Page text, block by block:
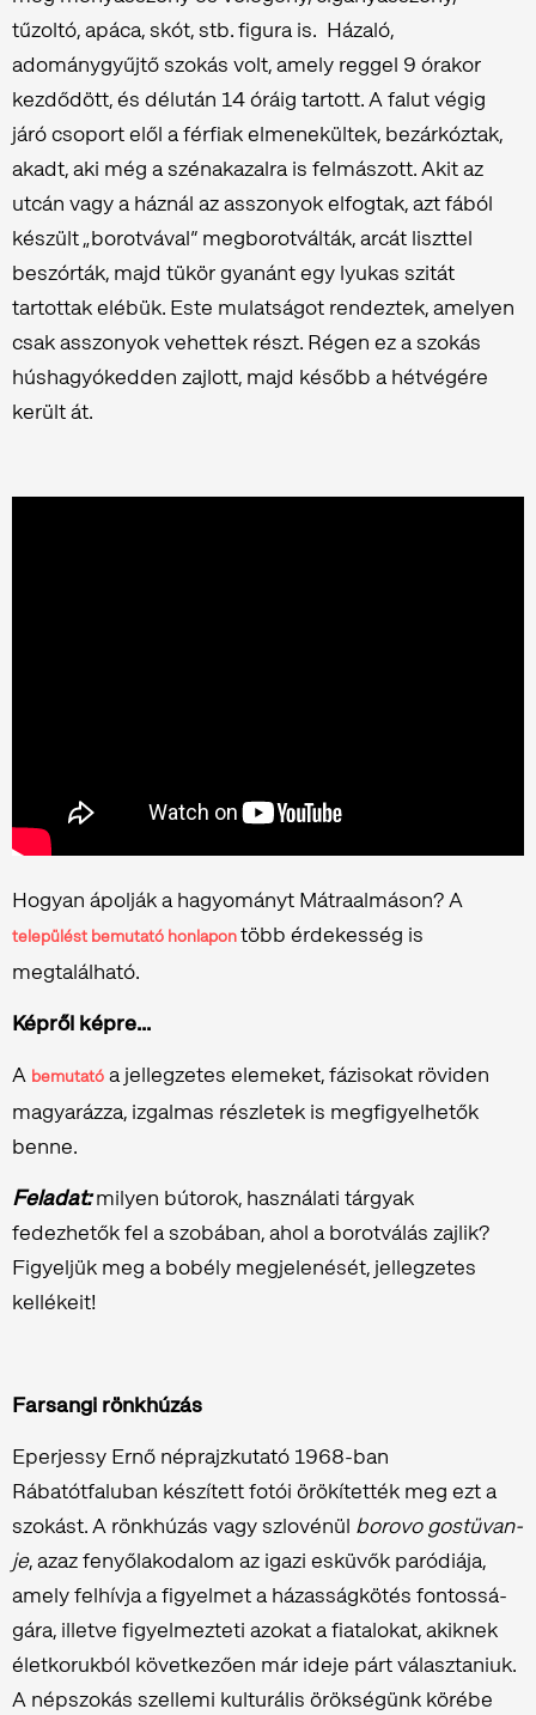
tűzoltó, apáca, skót, stb. figura is. Házaló,
adománygyűjtő szokás volt, amely reggel 9 órakor
kezdődött, és délután 14 óráig tartott. A falut végig
járó csoport elől a férfiak elmenekültek, bezárkóztak,
akadt, aki még a szénakazalra is felmászott. Akit az
utcán vagy a háznál az asszonyok elfogtak, azt fából
készült „borotvával” megborotválták, arcát liszttel
beszórták, majd tükör gyanánt egy lyukas szitát
tartottak elébük. Este mulatságot rendeztek, amelyen
csak asszonyok vehettek részt. Régen ez a szokás
húshagyókedden zajlott, majd később a hétvégére
került át.
Hogyan ápolják a hagyományt Mátraalmáson? A
települést bemutató honlapontöbb érdekesség is
megtalálható.
Képről képre...
A bemutató a jellegzetes elemeket, fázisokat röviden
magyarázza, izgalmas részletek is megfigyelhetők
benne.
Feladat:milyen bútorok, használati tárgyak
fedezhetők fel a szobában, ahol a borotválás zajlik?
Figyeljük meg a bobély megjelenését, jellegzetes
kellékeit!
Farsangi rönkhúzás
Eperjessy Ernő néprajzkutató 1968-ban
Rábatótfaluban készített fotói örökítették meg ezt a
szokást. A rönk­hú­zás vagy szlo­vé­nül bo­ro­vo gost­üvan­
je, azaz fenyőlakodalom az igazi es­kü­vők pa­ró­di­á­ja,
amely fel­hív­ja a fi­gyel­met a há­zas­ság­kö­tés fon­tos­sá­
gá­ra, illetve fi­gyel­mez­te­ti azo­kat a fi­a­ta­lo­kat, akik­nek
élet­ko­ruk­ból kö­vet­ke­ző­en már ideje párt vá­lasz­ta­ni­uk.
A nép­szo­kás szel­le­mi kul­tu­rá­lis örök­sé­günk kö­ré­be